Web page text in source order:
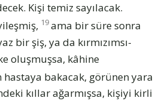
Kişi temiz sayılacak.
19ama bir süre sonra
bir şiş, ya da kırmızımsı-
oluşmuşsa, kâhine
hastaya bakacak, görünen yara
kıllar ağarmışsa, kişiyi kirli